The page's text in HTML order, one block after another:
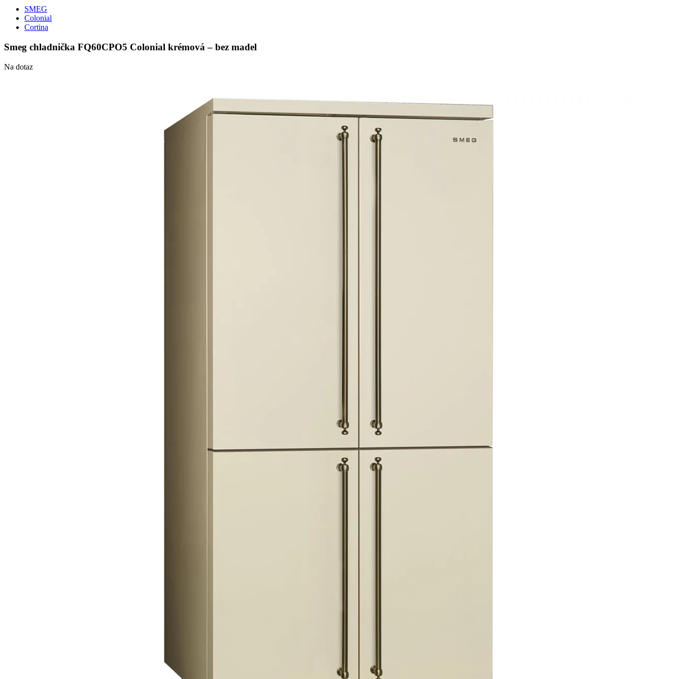
SMEG
Colonial
Cortina
Smeg chladnička FQ60CPO5 Colonial krémová – bez madel
Na dotaz